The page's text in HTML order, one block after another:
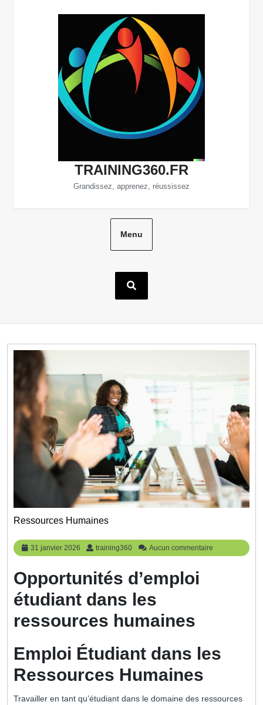
TRAINING360.FR
Grandissez, apprenez, réussissez
Menu
Ressources Humaines
31 janvier 2026
31
janvier
training360 training360
Aucun commentaire
Opportunités d’emploi
étudiant dans les
ressources humaines
Emploi Étudiant dans les
Ressources Humaines
Travailler en tant qu’étudiant dans le domaine des ressources